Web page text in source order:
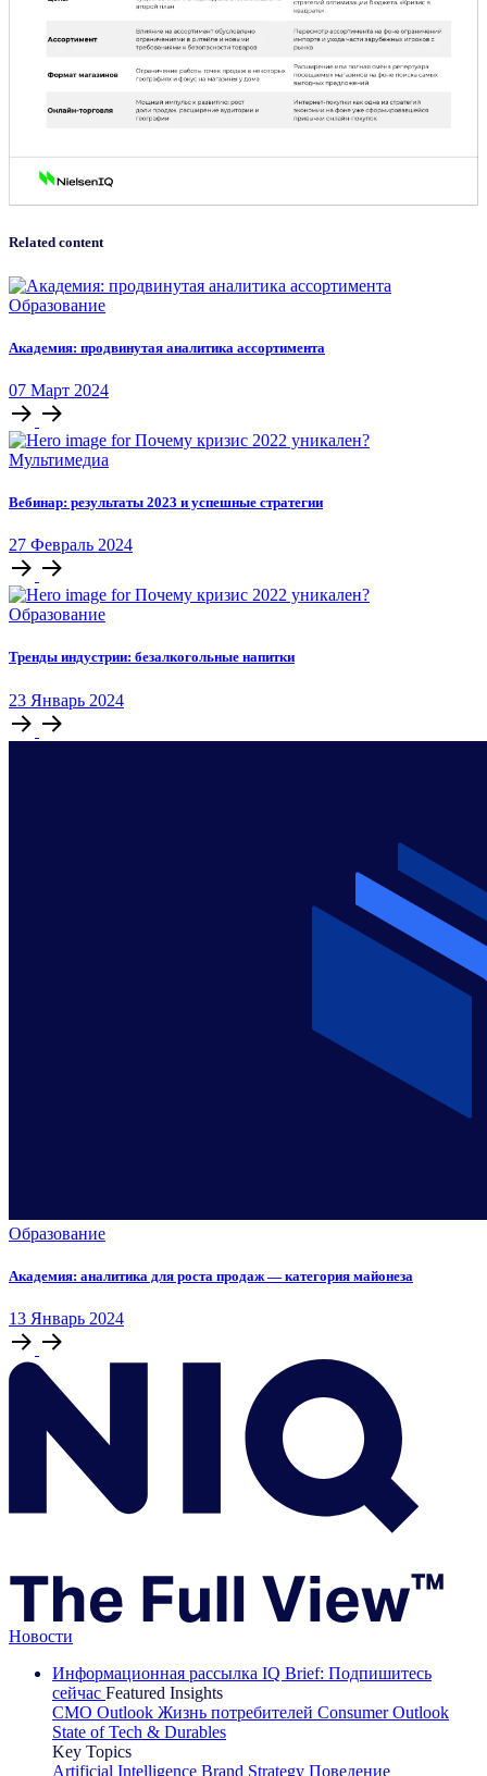
Related content
Образование
Академия: продвинутая аналитика ассортимента
07 Март 2024
Мультимедиа
Вебинар: результаты 2023 и успешные стратегии
27 Февраль 2024
Образование
Тренды индустрии: безалкогольные напитки
23 Январь 2024
Образование
Академия: аналитика для роста продаж — категория майонеза
13 Январь 2024
Новости
Информационная рассылка IQ Brief: Подпишитесь
сейчас Featured Insights
CMO Outlook Жизнь потребителей Consumer Outlook
State of Tech & Durables
Key Topics
Artificial Intelligence Brand Strategy Поведение